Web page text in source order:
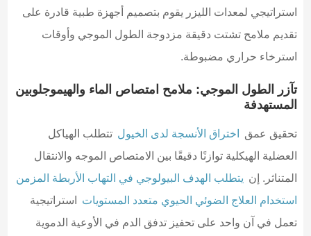
استراتيجي لمعدات الليزر يقوم بتصميم أجهزة طبية قادرة على
تقديم ملامح تشتت دقيقة مزدوجة الطول الموجي وأوقات
استرخاء حراري مضبوطة.
تآزر الطول الموجي: ملامح امتصاص الماء والهيموجلوبين
المستهدفة
تحقيق عمق اختراق الأنسجة لدى الخيول تتطلب الهياكل
العضلية الهيكلية توازنًا دقيقًا بين الامتصاص الموجه والانتقال
المتناثر. إن يتطلب الهدف البيولوجي في التهاب الأربطة المزمن
استخدام العلاج الضوئي الحيوي متعدد المستويات
استراتيجية
تعمل في آن واحد على تحفيز تدفق الدم في الأوعية الدموية